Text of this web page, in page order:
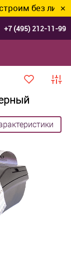
лишних ✕
+7 (495) 212-11-99